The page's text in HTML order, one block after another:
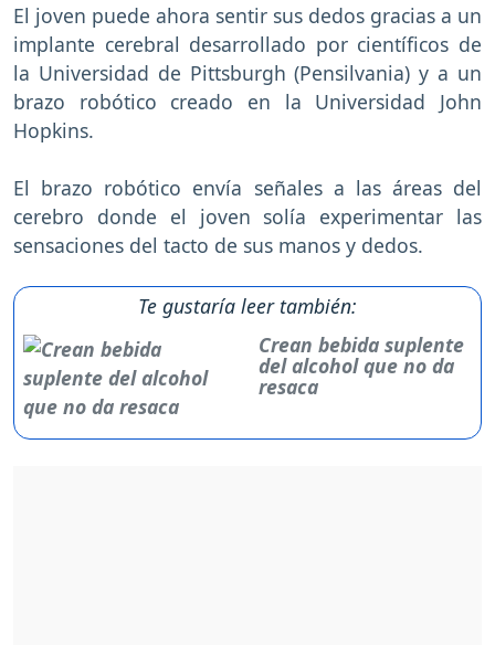
El joven puede ahora sentir sus dedos gracias a un
implante cerebral desarrollado por científicos de
la Universidad de Pittsburgh (Pensilvania) y a un
brazo robótico creado en la Universidad John
Hopkins.
El brazo robótico envía señales a las áreas del
cerebro donde el joven solía experimentar las
sensaciones del tacto de sus manos y dedos.
Te gustaría leer también:
Crean bebida suplente
del alcohol que no da
resaca